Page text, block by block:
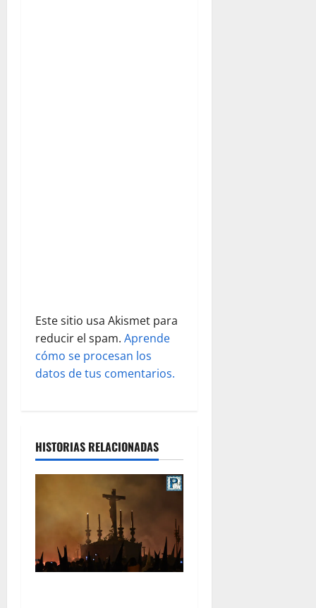
a
s
Este sitio usa Akismet para
reducir el spam. Aprende
cómo se procesan los
datos de tus comentarios.
HISTORIAS RELACIONADAS